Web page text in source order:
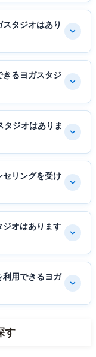
タジオはあり
きるヨガスタジ
ジオはありま
セリングを受け
ジオはあります
利用できるヨガ
す